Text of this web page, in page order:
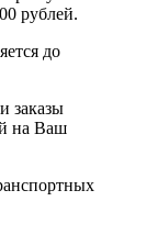
рублей.
до
заказы
на Ваш